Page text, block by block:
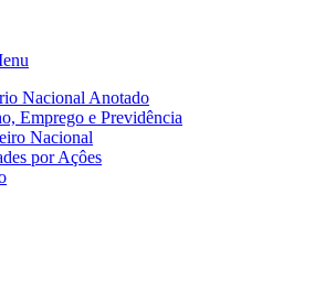
Nacional Anotado
Emprego e Previdência
Nacional
por Açôes